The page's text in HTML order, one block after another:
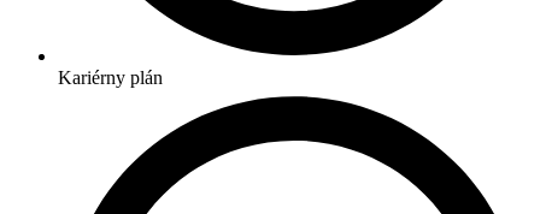
Kariérny plán